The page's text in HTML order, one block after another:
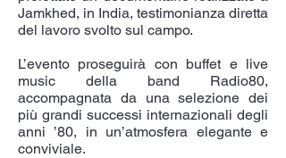
Jamkhed, in India, testimonianza diretta
del lavoro svolto sul campo.
L’evento proseguirà con buffet e live
music della band Radio80,
accompagnata da una selezione dei
più grandi successi internazionali degli
anni ’80, in un’atmosfera elegante e
conviviale.